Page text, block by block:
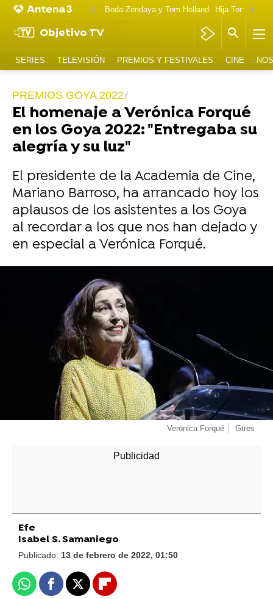
Boda Zendaya y Tom Holland Hija Tom
Objetivo TV
SERIES TELEVISIÓN PREMIOS Y FESTIVALES CINE
PREMIOS GOYA 2022
El homenaje a Verónica Forqué
en los Goya 2022: "Entregaba su
alegría y su luz"
El presidente de la Academia de Cine,
Mariano Barroso, ha arrancado hoy los
aplausos de los asistentes a los Goya
al recordar a los que nos han dejado y
en especial a Verónica Forqué.
Verónica Forqué Gtres
Efe
Isabel S. Samaniego
Publicado: 13 de febrero de 2022, 01:50
WhatsappFacebook
X Flipboard